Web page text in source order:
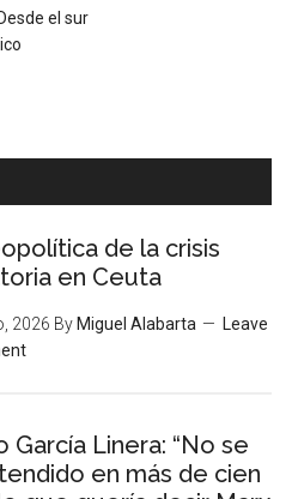
el sur
de la crisis
en Ceuta
2026 By Miguel Alabarta
Leave
García Linera: “No se
en más de cien